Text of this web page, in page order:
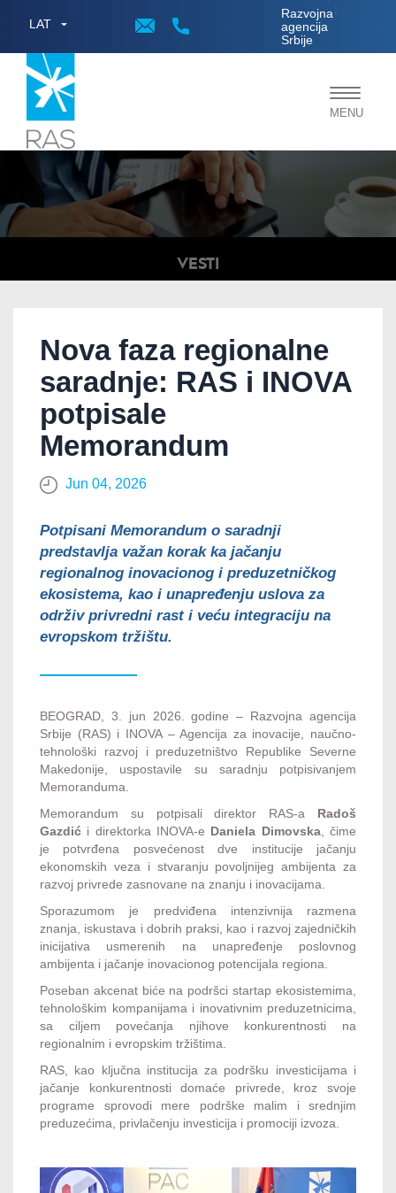
LAT
Razvojna
agencija
Srbije
;
Toggle
MENU
VESTI
Nova faza regionalne
saradnje: RAS i INOVA
potpisale
Memorandum
Jun 04, 2026
Potpisani Memorandum o saradnji
predstavlja važan korak ka jačanju
regionalnog inovacionog i preduzetničkog
ekosistema, kao i unapređenju uslova za
održiv privredni rast i veću integraciju na
evropskom tržištu.
BEOGRAD, 3. jun 2026. godine – Razvojna agencija
Srbije (RAS) i INOVA – Agencija za inovacije, naučno-
tehnološki razvoj i preduzetništvo Republike Severne
Makedonije, uspostavile su saradnju potpisivanjem
Memoranduma.
Memorandum su potpisali direktor RAS-a Radoš
Gazdić i direktorka INOVA-e Daniela Dimovska, čime
je potvrđena posvećenost dve institucije jačanju
ekonomskih veza i stvaranju povoljnijeg ambijenta za
razvoj privrede zasnovane na znanju i inovacijama.
Sporazumom je predviđena intenzivnija razmena
znanja, iskustava i dobrih praksi, kao i razvoj zajedničkih
inicijativa usmerenih na unapređenje poslovnog
ambijenta i jačanje inovacionog potencijala regiona.
Poseban akcenat biće na podršci startap ekosistemima,
tehnološkim kompanijama i inovativnim preduzetnicima,
sa ciljem povećanja njihove konkurentnosti na
regionalnim i evropskim tržištima.
RAS, kao ključna institucija za podršku investicijama i
jačanje konkurentnosti domaće privrede, kroz svoje
programe sprovodi mere podrške malim i srednjim
preduzećima, privlačenju investicija i promociji izvoza.